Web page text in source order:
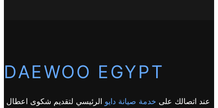
DAEWOO EGYPT
عند اتصالك على خدمة صيانة دايو الرئيسي لتقديم شكوى اعطال